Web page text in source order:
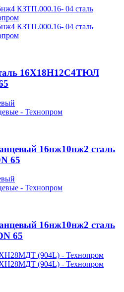
16Х18Н12С4ТЮЛ
16нж10нж2 сталь
65
16нж10нж2 сталь
65